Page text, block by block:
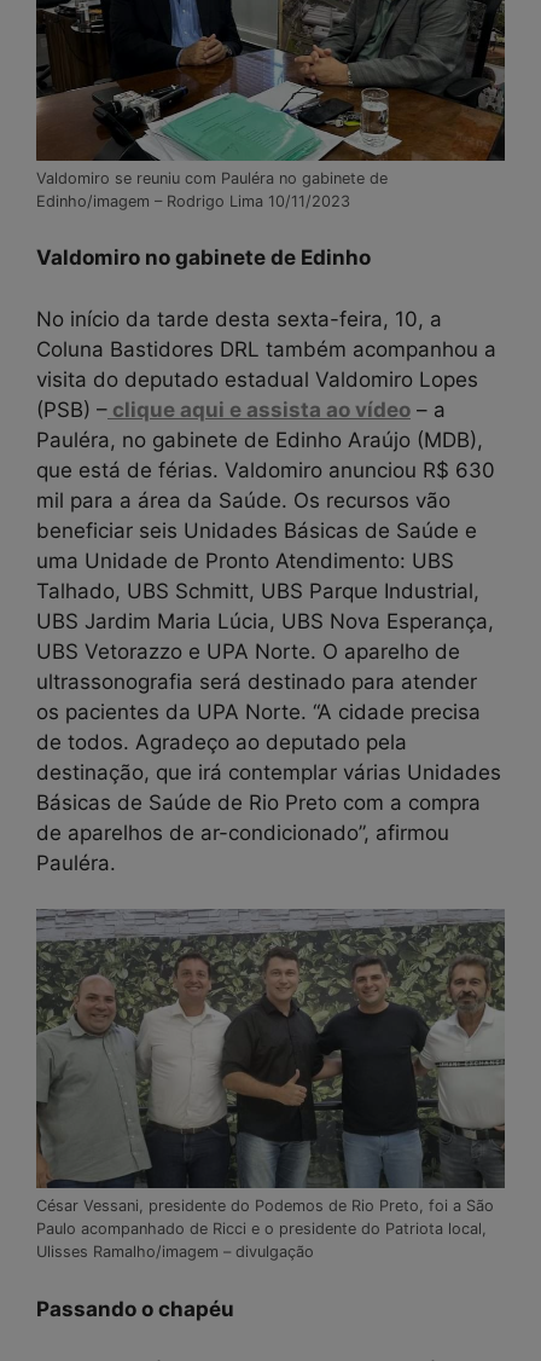
Valdomiro se reuniu com Pauléra no gabinete de
Edinho/imagem – Rodrigo Lima 10/11/2023
Valdomiro no gabinete de Edinho
No início da tarde desta sexta-feira, 10, a
Coluna Bastidores DRL também acompanhou a
visita do deputado estadual Valdomiro Lopes
(PSB) – clique aqui e assista ao vídeo – a
Pauléra, no gabinete de Edinho Araújo (MDB),
que está de férias. Valdomiro anunciou R$ 630
mil para a área da Saúde. Os recursos vão
beneficiar seis Unidades Básicas de Saúde e
uma Unidade de Pronto Atendimento: UBS
Talhado, UBS Schmitt, UBS Parque Industrial,
UBS Jardim Maria Lúcia, UBS Nova Esperança,
UBS Vetorazzo e UPA Norte. O aparelho de
ultrassonografia será destinado para atender
os pacientes da UPA Norte. “A cidade precisa
de todos. Agradeço ao deputado pela
destinação, que irá contemplar várias Unidades
Básicas de Saúde de Rio Preto com a compra
de aparelhos de ar-condicionado”, afirmou
Pauléra.
César Vessani, presidente do Podemos de Rio Preto, foi a São
Paulo acompanhado de Ricci e o presidente do Patriota local,
Ulisses Ramalho/imagem – divulgação
Passando o chapéu